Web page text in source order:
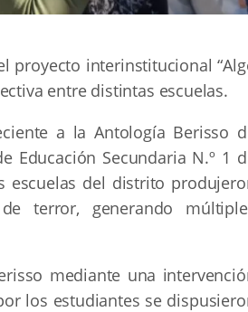
proyecto interinstitucional
entre distintas escuelas.
a la Antología Berisso
Educación Secundaria N.º 1
escuelas del distrito
terror, generando
mediante una
los estudiantes se